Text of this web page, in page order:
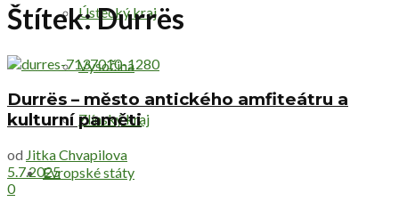
Ústecký kraj
Vysočina
Zlínský kraj
Evropské státy
Štítek:Durrës
Durrës – město antického amfiteátru a
kulturní paměti
od Jitka Chvapilova
5.7.2025
0